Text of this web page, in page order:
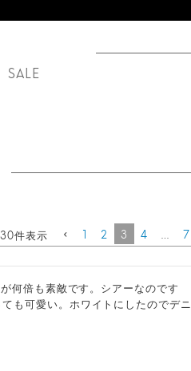
SALE
30件表示 1 2 3 4 7
何倍も素敵です。シアーなのです
も可愛い。ホワイトにしたのでデニ